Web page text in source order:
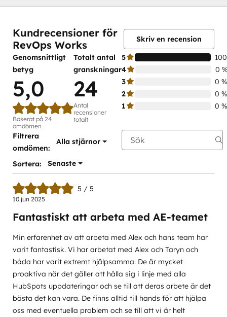
Kundrecensioner för
RevOps Works
Skriv en recension
Genomsnittligt
betyg
5,0
Baserat på 24
omdömen
Totalt antal
granskningar
24
Antal
recensioner
totalt
5
4
0
3
0 %
2
0 %
1
0 %
Filtrera
omdömen:
Alla stjärnor
Sortera: Senaste
5 / 5
10 jun 2025
Fantastiskt att arbeta med AE-teamet
Min erfarenhet av att arbeta med Alex och hans team har
varit fantastisk. Vi har arbetat med Alex och Taryn och
båda har varit extremt hjälpsamma. De är mycket
proaktiva när det gäller att hålla sig i linje med alla
HubSpots uppdateringar och se till att deras arbete är det
bästa det kan vara. De finns alltid till hands för att hjälpa
oss med eventuella problem och se till att vi är helt